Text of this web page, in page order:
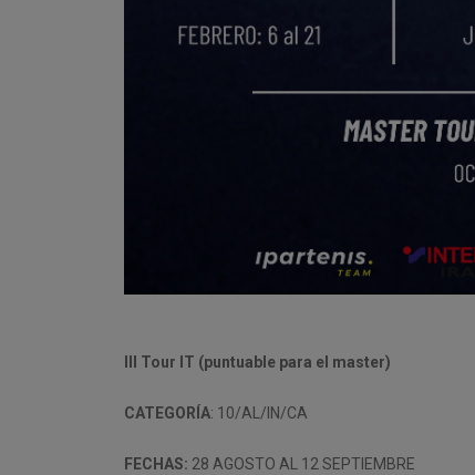
III Tour IT (puntuable para el master)
CATEGORÍA: 10/AL/IN/CA
FECHAS: 28 AGOSTO AL 12 SEPTIEMBRE